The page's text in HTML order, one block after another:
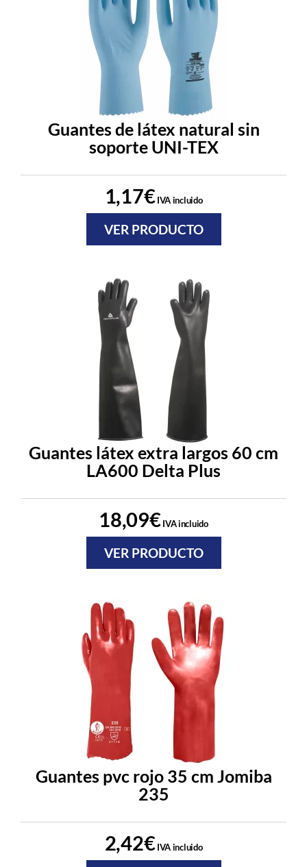
Guantes de látex natural sin
soporte UNI-TEX
1,17€IVA incluido
VER PRODUCTO
Guantes látex extra largos 60 cm
LA600 Delta Plus
18,09€IVA incluido
VER PRODUCTO
Guantes pvc rojo 35 cm Jomiba
235
2,42€IVA incluido